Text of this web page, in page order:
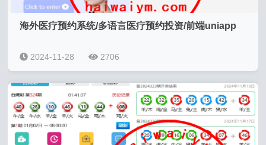
海外医疗预约系统/多语言医疗预约投资/前端uniapp
2024-11-28 2706